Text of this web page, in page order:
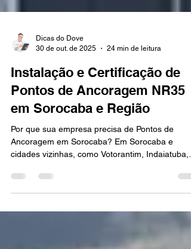
30 de out. de 2025
24 min de leitura
Instalação e Certificação de
Pontos de Ancoragem NR35
em Sorocaba e Região
Por que sua empresa precisa de Pontos de
cidades vizinhas, como Votorantim, Indaiatuba,
São Roque e Itu , a segurança em trabalhos
indústrias, construções e prédios onde tarefas
altura (manutenção de telhados, limpeza de